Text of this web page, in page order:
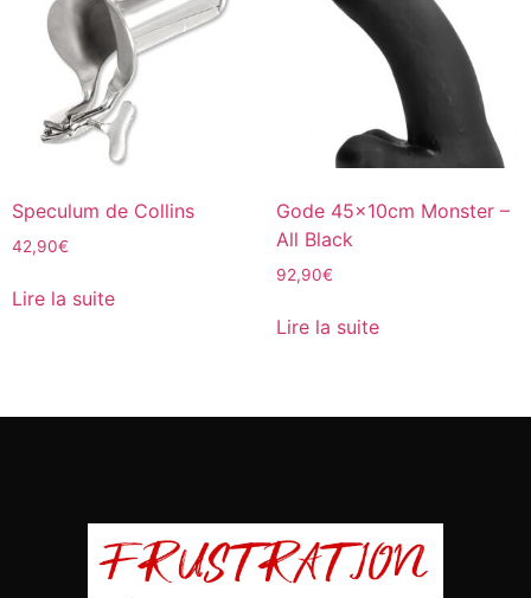
Speculum de Collins
42,90€
Lire la suite
Gode 45x10cm Monster –
All Black
92,90€
Lire la suite